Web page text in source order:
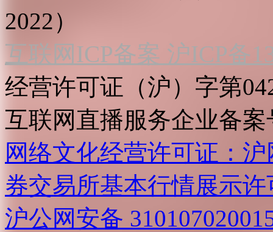
2022）
互联网ICP备案 沪ICP备
经营许可证（沪）字第
互联网直播服务企业备案
网络文化经营许可证：
券交易所基本行情展示许
沪公网安备